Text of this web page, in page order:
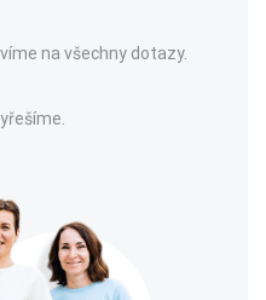
na všechny dotazy.